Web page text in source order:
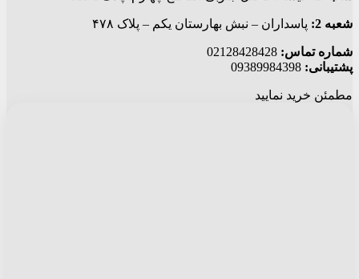
شعبه 2: پاسداران – نبش بهارستان یکم – پلاک ۴۷۸
شماره تماس:
پشتیبانی:
مطمئن خرید نمایید